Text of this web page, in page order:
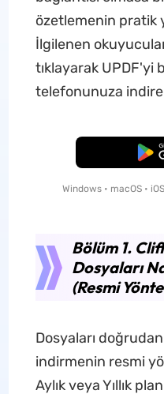
özetlemenin pratik
İlgilenen
tıklayarak UPDF'yi
telefonunuza
Windows • macOS •
Bölüm 1.
Dosyaları
(Resmi
Dosyaları
indirmenin resmi
Aylık veya Yıllık